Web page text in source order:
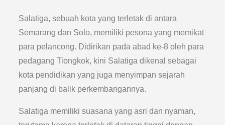
Salatiga, sebuah kota yang terletak di antara
Semarang dan Solo, memiliki pesona yang memikat
para pelancong. Didirikan pada abad ke-8 oleh para
pedagang Tiongkok, kini Salatiga dikenal sebagai
kota pendidikan yang juga menyimpan sejarah
panjang di balik perkembangannya.
Salatiga memiliki suasana yang asri dan nyaman,